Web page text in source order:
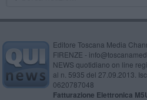
Editore Toscana Media
FIRENZE -
NEWS quotidiano on line
al n. 5935 del 27.09.2013.
0620787048
Fatturazione Elettronica